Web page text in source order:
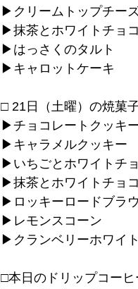
▶︎クリームトップチー
▶︎抹茶とホワイトチョ
▶︎はっさくのタルト
▶︎キャロットケーキ
□ 21日（土曜）の焼菓
▶︎チョコレートクッキ
▶︎キャラメルクッキー
▶︎いちごとホワイトチ
▶︎抹茶とホワイトチョ
▶︎ロッキーロードブラ
▶︎レモンスコーン
▶︎クランベリーホワイ
□本日のドリップコーヒ